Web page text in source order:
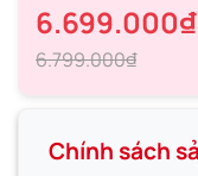
6.699.000₫
6.799.000₫
Chính sách